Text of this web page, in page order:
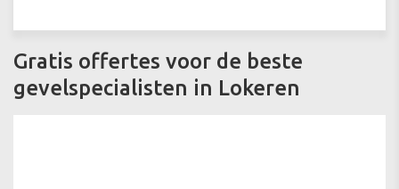
Gratis offertes voor de beste
gevelspecialisten in Lokeren